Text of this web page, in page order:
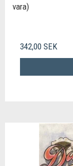
vara)
342,00 SEK